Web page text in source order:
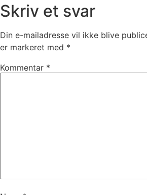
Skriv et svar
Din e-mailadresse vil ikke blive
er markeret med *
Kommentar *